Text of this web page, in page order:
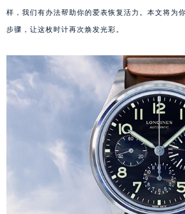
样，我们有办法帮助你的爱表恢复活力。本文将为
步骤，让这枚时计再次焕发光彩。